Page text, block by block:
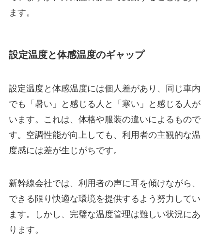
ます。
設定温度と体感温度のギャップ
設定温度と体感温度には個人差があり、同じ車内
でも「暑い」と感じる人と「寒い」と感じる人が
います。これは、体格や服装の違いによるもので
す。空調性能が向上しても、利用者の主観的な温
度感には差が生じがちです。
新幹線会社では、利用者の声に耳を傾けながら、
できる限り快適な環境を提供するよう努力してい
ます。しかし、完璧な温度管理は難しい状況にあ
ります。